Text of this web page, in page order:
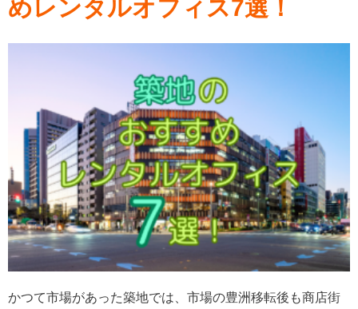
めレンタルオフィス7選！
かつて市場があった築地では、市場の豊洲移転後も商店街